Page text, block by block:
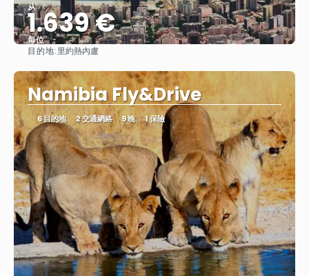
从
1.639 €
每位
目的地:里約熱內盧
Namibia Fly&Drive
6 目的地 2 交通網絡 9 晚 1 保險